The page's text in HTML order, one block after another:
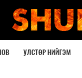
УЛСТӨР НИЙГЭМ